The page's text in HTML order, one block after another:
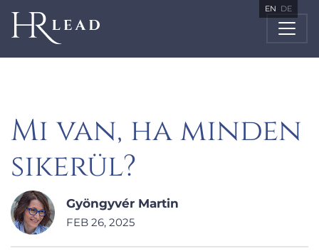
EN DE
Mi van, ha minden
sikerül?
Gyöngyvér Martin
FEB 26, 2025